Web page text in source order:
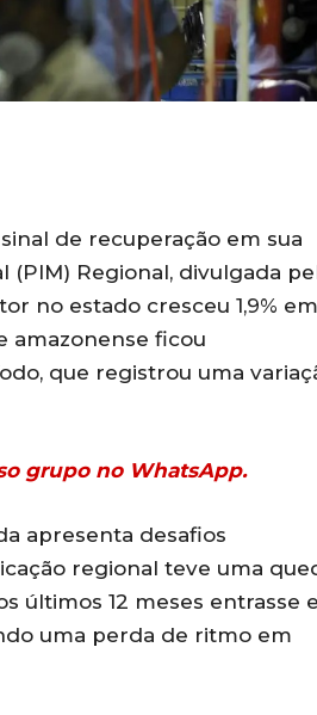
de recuperação em sua
(PIM) Regional, divulgada
no estado cresceu 1,9% em
amazonense ficou
que registrou uma
grupo no WhatsApp.
apresenta desafios
regional teve uma
últimos 12 meses entrasse
uma perda de ritmo em